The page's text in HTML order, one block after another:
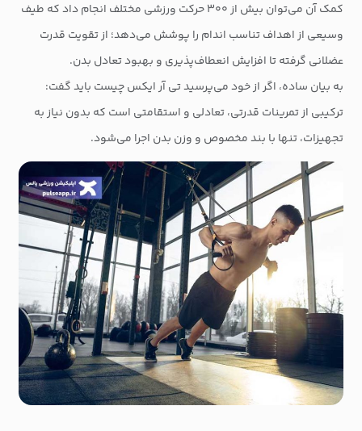
کمک آن می‌توان بیش از ۳۰۰ حرکت ورزشی مختلف انجام داد که طیف
وسیعی از اهداف تناسب اندام را پوشش می‌دهد؛ از تقویت قدرت
عضلانی گرفته تا افزایش انعطاف‌پذیری و بهبود تعادل بدن.
به بیان ساده، اگر از خود می‌پرسید تی آر ایکس چیست باید گفت:
ترکیبی از تمرینات قدرتی، تعادلی و استقامتی است که بدون نیاز به
تجهیزات، تنها با بند مخصوص و وزن بدن اجرا می‌شود.